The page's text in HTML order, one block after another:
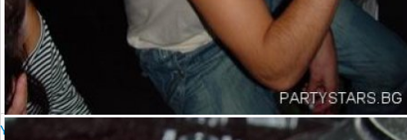
YALTA Club Presents MARTIN SOLVERG